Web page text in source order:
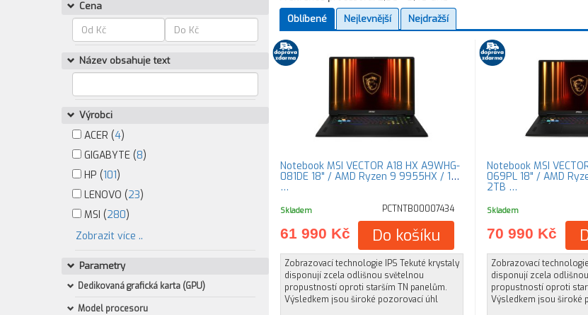
Cena
Název obsahuje text
Výrobci
ACER (4)
GIGABYTE (8)
HP (101)
LENOVO (23)
MSI (280)
Zobrazit více ..
Parametry
Dedikovaná grafická karta (GPU)
Model procesoru
Oblíbené
Nejlevnější Nejdražší
Notebook MSI VECTOR A18 HX A9WHG-
081DE 18" / AMD Ryzen 9 9955HX / 1TB
…
Skladem PCTNTB00007434
61 990 Kč Do košíku
Zobrazovací technologie IPS Tekuté krystaly
disponují zcela odlišnou světelnou
propustností oproti starším TN panelům.
Výsledkem jsou široké pozorovací úhl
Notebook MSI
069PL 18" / AMD
2TB …
Skladem
70 990 Kč
Zobrazovací
disponují zcela
propustností oproti
Výsledkem jsou široké